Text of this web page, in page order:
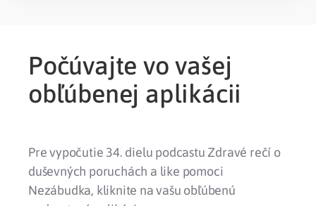
Počúvajte vo vašej
obľúbenej aplikácii
Pre vypočutie 34. dielu podcastu Zdravé rečí o
duševných poruchách a like pomoci
Nezábudka, kliknite na vašu obľúbenú